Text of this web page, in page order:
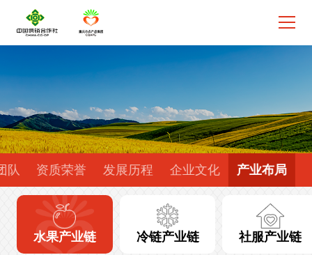
队 资质荣誉 发展历程 企业文化 产业布局
水果产业链 冷链产业链 社服产业链